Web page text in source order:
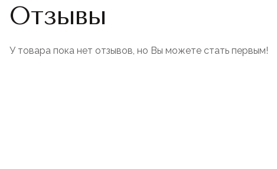
Отзывы
У товара пока нет отзывов, но Вы можете стать первым!